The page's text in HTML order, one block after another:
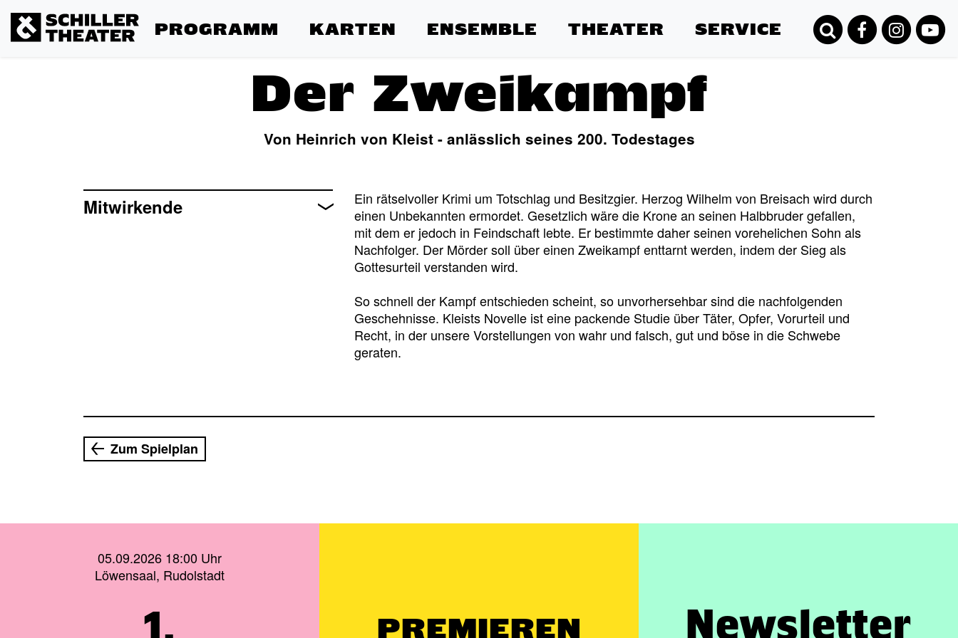
PROGRAMM KARTEN ENSEMBLE THEATER SERVICE
Der Zweikampf
Von Heinrich von Kleist - anlässlich seines 200. Todestages
Ein rätselvoller Krimi um Totschlag und Besitzgier. Herzog Wilhelm von Breisach wird durch
einen Unbekannten ermordet. Gesetzlich wäre die Krone an seinen Halbbruder gefallen,
mit dem er jedoch in Feindschaft lebte. Er bestimmte daher seinen vorehelichen Sohn als
Nachfolger. Der Mörder soll über einen Zweikampf enttarnt werden, indem der Sieg als
Gottesurteil verstanden wird.
So schnell der Kampf entschieden scheint, so unvorhersehbar sind die nachfolgenden
Geschehnisse. Kleists Novelle ist eine packende Studie über Täter, Opfer, Vorurteil und
Recht, in der unsere Vorstellungen von wahr und falsch, gut und böse in die Schwebe
geraten.
Mitwirkende
Zum Spielplan
05.09.2026 18:00 Uhr
Löwensaal, Rudolstadt
1. PREMIEREN Newsletter